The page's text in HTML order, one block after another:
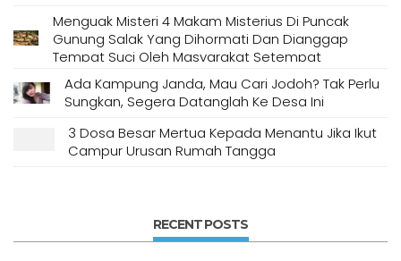
Menguak Misteri 4 Makam Misterius Di Puncak
Gunung Salak Yang Dihormati Dan Dianggap
Tempat Suci Oleh Masyarakat Setempat
Ada Kampung Janda, Mau Cari Jodoh? Tak Perlu
Sungkan, Segera Datanglah Ke Desa Ini
3 Dosa Besar Mertua Kepada Menantu Jika Ikut
Campur Urusan Rumah Tangga
RECENT POSTS